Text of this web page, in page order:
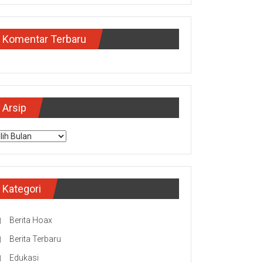
Komentar Terbaru
Arsip
Kategori
Berita Hoax
Berita Terbaru
Edukasi